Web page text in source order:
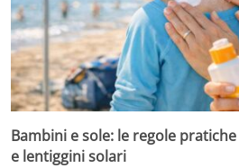
Bambini e sole: le regole
e lentiggini solari